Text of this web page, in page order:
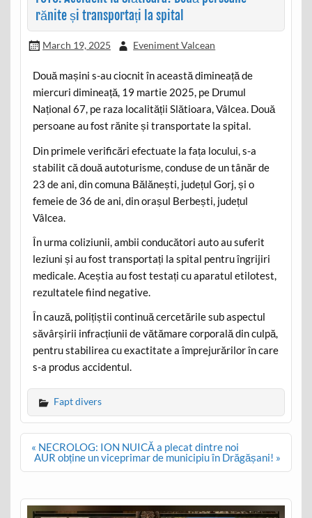
rănite și transportați la spital
March 19, 2025 Eveniment Valcean
Două mașini s-au ciocnit în această dimineață de
miercuri dimineață, 19 martie 2025, pe Drumul
Național 67, pe raza localității Slătioara, Vâlcea. Două
persoane au fost rănite și transportate la spital.
Din primele verificări efectuate la fața locului, s-a
stabilit că două autoturisme, conduse de un tânăr de
23 de ani, din comuna Bălănești, județul Gorj, și o
femeie de 36 de ani, din orașul Berbești, județul
Vâlcea.
În urma coliziunii, ambii conducători auto au suferit
leziuni și au fost transportați la spital pentru îngrijiri
medicale. Aceștia au fost testați cu aparatul etilotest,
rezultatele fiind negative.
În cauză, polițiștii continuă cercetările sub aspectul
săvârșirii infracțiunii de vătămare corporală din culpă,
pentru stabilirea cu exactitate a împrejurărilor în care
s-a produs accidentul.
Fapt divers
Post
navigation
« NECROLOG: ION NUICĂ a plecat dintre noi
AUR obține un viceprimar de municipiu în Drăgășani! »